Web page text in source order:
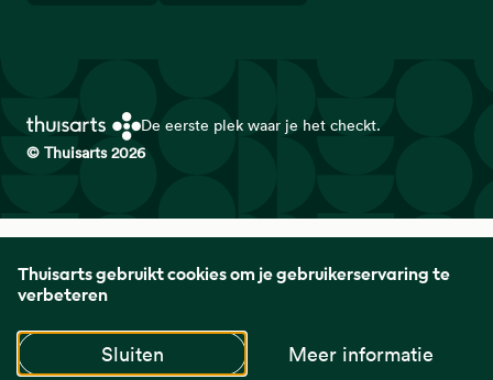
Thuisarts gebruikt cookies om je gebruikerservaring te
verbeteren
Sluiten Meer informatie
De eerste plek waar je het checkt.
© Thuisarts 2026
Huisartsen Genootschap met de Federatie Medisch
Specialisten en Patiëntenfederatie Nederland.